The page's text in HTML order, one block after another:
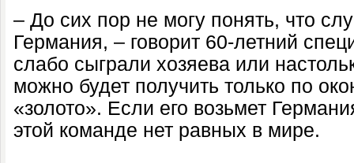
– До сих пор не могу понять, что
Германия, – говорит 60-летний
слабо сыграли хозяева или
можно будет получить только по
«золото». Если его возьмет
этой команде нет равных в мире.